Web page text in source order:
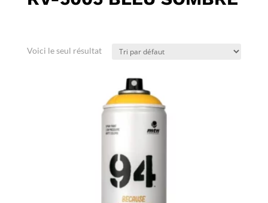
Voici le seul résultat